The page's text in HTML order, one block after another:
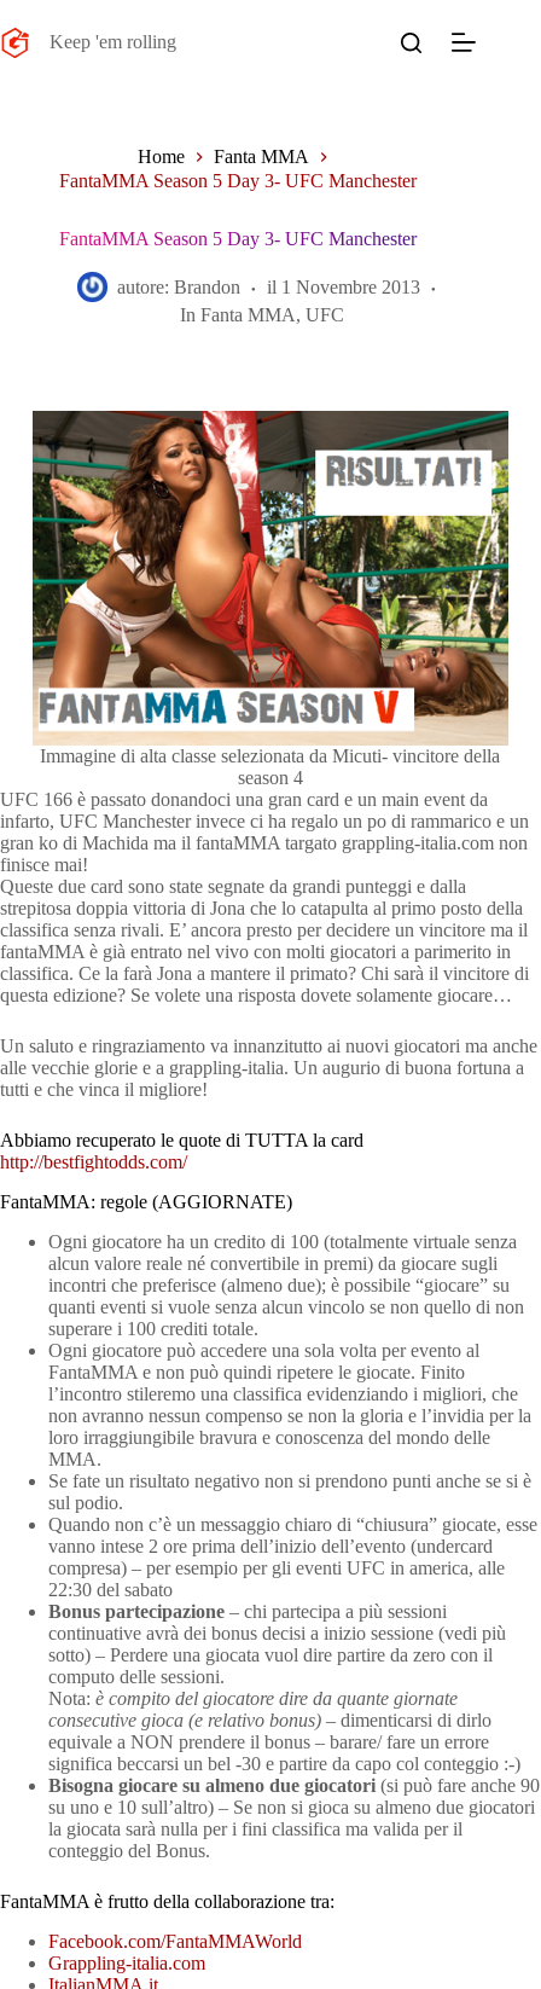
al
contenuto
Keep 'em rolling
Home
Fanta MMA
FantaMMA Season 5 Day 3- UFC Manchester
FantaMMA Season 5 Day 3- UFC Manchester
autore: Brandon il 1 Novembre 2013
In Fanta MMA,UFC
Immagine di alta classe selezionata da Micuti- vincitore della
season 4
UFC 166 è passato donandoci una gran card e un main event da
infarto, UFC Manchester invece ci ha regalo un po di rammarico e un
gran ko di Machida ma il fantaMMA targato grappling-italia.com non
finisce mai!
Queste due card sono state segnate da grandi punteggi e dalla
strepitosa doppia vittoria di Jona che lo catapulta al primo posto della
classifica senza rivali. E’ ancora presto per decidere un vincitore ma il
fantaMMA è già entrato nel vivo con molti giocatori a parimerito in
classifica. Ce la farà Jona a mantere il primato? Chi sarà il vincitore di
questa edizione? Se volete una risposta dovete solamente giocare…
Un saluto e ringraziamento va innanzitutto ai nuovi giocatori ma anche
alle vecchie glorie e a grappling-italia. Un augurio di buona fortuna a
tutti e che vinca il migliore!
Abbiamo recuperato le quote di TUTTA la card
http://bestfightodds.com/
FantaMMA: regole (AGGIORNATE)
Ogni giocatore ha un credito di 100 (totalmente virtuale senza
alcun valore reale né convertibile in premi) da giocare sugli
incontri che preferisce (almeno due); è possibile “giocare” su
quanti eventi si vuole senza alcun vincolo se non quello di non
superare i 100 crediti totale.
Ogni giocatore può accedere una sola volta per evento al
FantaMMA e non può quindi ripetere le giocate. Finito
l’incontro stileremo una classifica evidenziando i migliori, che
non avranno nessun compenso se non la gloria e l’invidia per la
loro irraggiungibile bravura e conoscenza del mondo delle
MMA.
Se fate un risultato negativo non si prendono punti anche se si è
sul podio.
Quando non c’è un messaggio chiaro di “chiusura” giocate, esse
vanno intese 2 ore prima dell’inizio dell’evento (undercard
compresa) – per esempio per gli eventi UFC in america, alle
22:30 del sabato
Bonus partecipazione – chi partecipa a più sessioni
continuative avrà dei bonus decisi a inizio sessione (vedi più
sotto) – Perdere una giocata vuol dire partire da zero con il
computo delle sessioni.
Nota: è compito del giocatore dire da quante giornate
consecutive gioca (e relativo bonus) – dimenticarsi di dirlo
equivale a NON prendere il bonus – barare/ fare un errore
significa beccarsi un bel -30 e partire da capo col conteggio :-)
Bisogna giocare su almeno due giocatori (si può fare anche 90
su uno e 10 sull’altro) – Se non si gioca su almeno due giocatori
la giocata sarà nulla per i fini classifica ma valida per il
conteggio del Bonus.
FantaMMA è frutto della collaborazione tra:
Facebook.com/FantaMMAWorld
Grappling-italia.com
ItalianMMA.it